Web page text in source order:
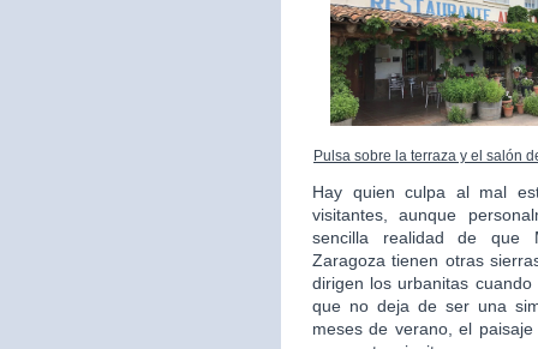
Pulsa sobre la terraza y el salón
Hay quien culpa al mal
visitantes, aunque
sencilla realidad de que
Zaragoza tienen otras
dirigen los urbanitas
que no deja de ser una
meses de verano, el